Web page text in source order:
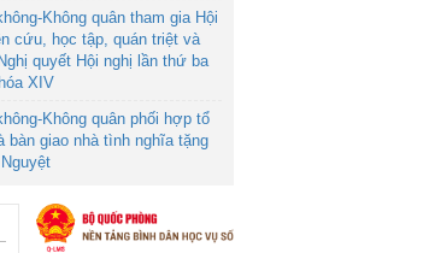
Không quân tham gia Hội
cứu, học tập, quán triệt và
quyết Hội nghị lần thứ ba
XIV
Không quân phối hợp tổ
bàn giao nhà tình nghĩa tặng